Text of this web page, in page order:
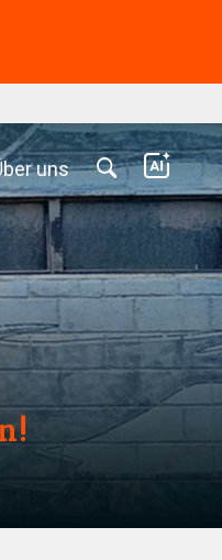
uns